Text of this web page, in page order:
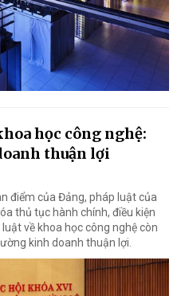
học công nghệ:
thuận lợi
điểm của Đảng, pháp luật của
thủ tục hành chính, điều kiện
về khoa học công nghệ còn
kinh doanh thuận lợi.